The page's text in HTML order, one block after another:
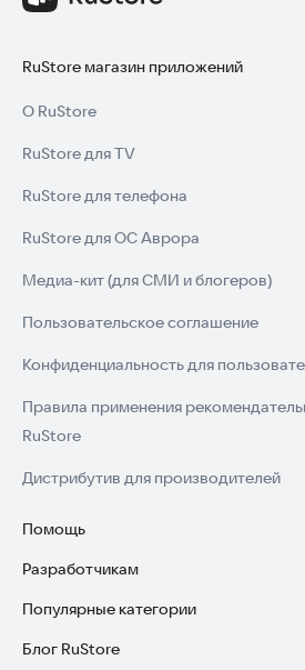
RuStore магазин приложений
О RuStore
RuStore для TV
RuStore для телефона
RuStore для ОС Аврора
Медиа-кит (для СМИ и блогеров)
Пользовательское соглашение
Конфиденциальность для
Правила применения
RuStore
Дистрибутив для производителей
Помощь
Установка RuStore на TV
Установка RuStore на телефон
Установка RuStore в машину
Разработчикам
Зарабатывать с RuStore
Стать разработчиком
Популярные категории
Игры для Android
Блог RuStore